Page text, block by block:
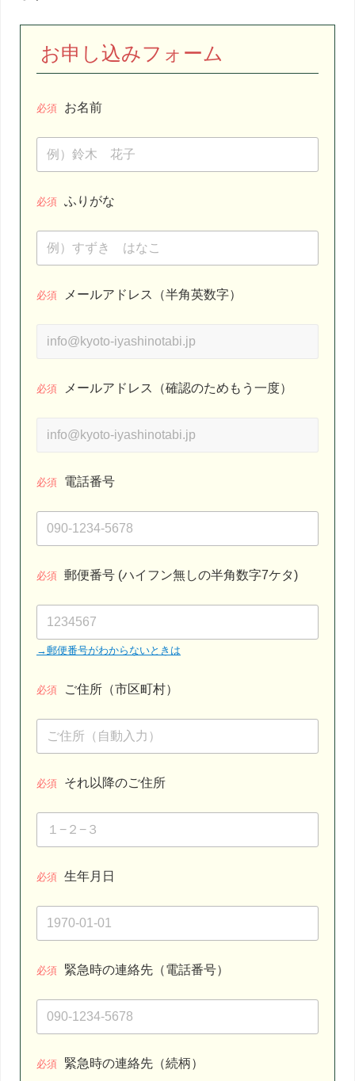
お申し込みフォーム
必須 お名前
必須 ふりがな
必須 メールアドレス（半角英数字）
必須 メールアドレス（確認のためもう一度）
必須 電話番号
必須 郵便番号 (ハイフン無しの半角数字7ケタ)
→郵便番号がわからないときは
必須 ご住所（市区町村）
必須 それ以降のご住所
必須 生年月日
必須 緊急時の連絡先（電話番号）
必須 緊急時の連絡先（続柄）